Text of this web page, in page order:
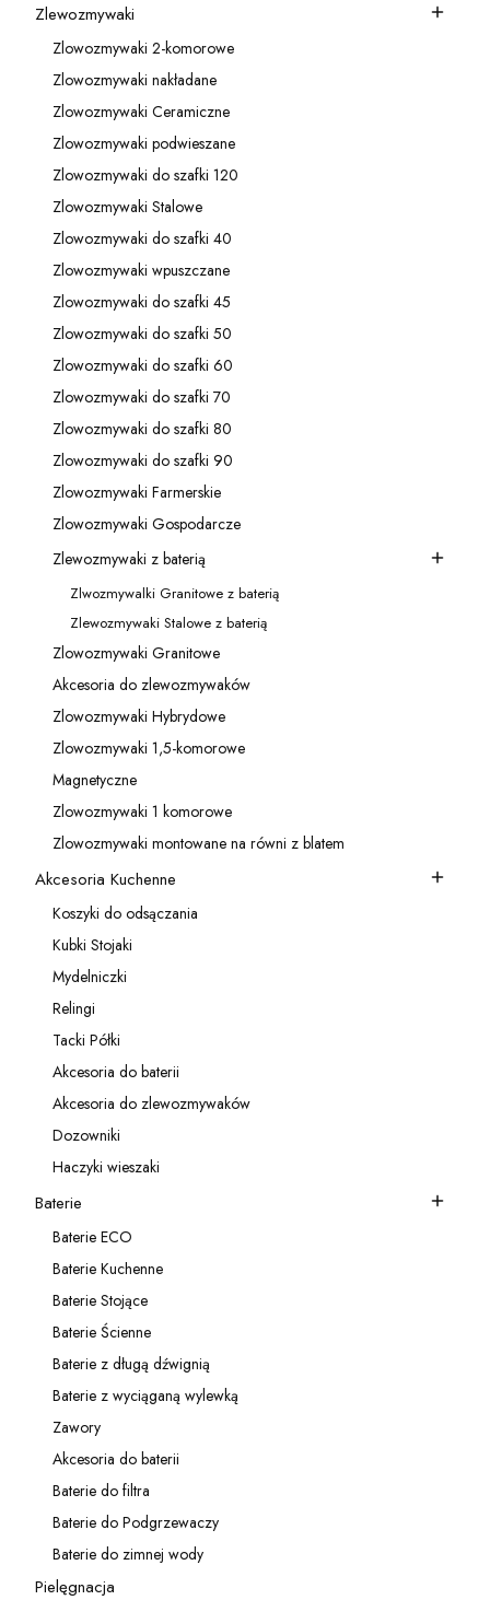
Kategoria - Zlewozmywaki
Zlewozmywaki
Kategoria - Zlowozmywaki 2-komorowe
Zlowozmywaki 2-komorowe
Kategoria - Zlowozmywaki nakładane
Zlowozmywaki nakładane
Kategoria - Zlowozmywaki Ceramiczne
Zlowozmywaki Ceramiczne
Kategoria - Zlowozmywaki podwieszane
Zlowozmywaki podwieszane
Kategoria - Zlowozmywaki do szafki 120
Zlowozmywaki do szafki 120
Kategoria - Zlowozmywaki Stalowe
Zlowozmywaki Stalowe
Kategoria - Zlowozmywaki do szafki 40
Zlowozmywaki do szafki 40
Kategoria - Zlowozmywaki wpuszczane
Zlowozmywaki wpuszczane
Kategoria - Zlowozmywaki do szafki 45
Zlowozmywaki do szafki 45
Kategoria - Zlowozmywaki do szafki 50
Zlowozmywaki do szafki 50
Kategoria - Zlowozmywaki do szafki 60
Zlowozmywaki do szafki 60
Kategoria - Zlowozmywaki do szafki 70
Zlowozmywaki do szafki 70
Kategoria - Zlowozmywaki do szafki 80
Zlowozmywaki do szafki 80
Kategoria - Zlowozmywaki do szafki 90
Zlowozmywaki do szafki 90
Kategoria - Zlowozmywaki Farmerskie
Zlowozmywaki Farmerskie
Kategoria - Zlowozmywaki Gospodarcze
Zlowozmywaki Gospodarcze
Kategoria - Zlewozmywaki z baterią
Zlewozmywaki z baterią
Kategoria - Zlwozmywalki Granitowe z baterią
Zlwozmywalki Granitowe z baterią
Kategoria - Zlewozmywaki Stalowe z baterią
Zlewozmywaki Stalowe z baterią
Kategoria - Zlowozmywaki Granitowe
Zlowozmywaki Granitowe
Kategoria - Akcesoria do zlewozmywaków
Akcesoria do zlewozmywaków
Kategoria - Zlowozmywaki Hybrydowe
Zlowozmywaki Hybrydowe
Kategoria - Zlowozmywaki 1,5-komorowe
Zlowozmywaki 1,5-komorowe
Kategoria - Magnetyczne
Magnetyczne
Kategoria - Zlowozmywaki 1 komorowe
Zlowozmywaki 1 komorowe
Kategoria - Zlowozmywaki montowane na równi z blatem
Zlowozmywaki montowane na równi z blatem
Kategoria - Akcesoria Kuchenne
Akcesoria Kuchenne
Kategoria - Koszyki do odsączania
Koszyki do odsączania
Kategoria - Kubki Stojaki
Kubki Stojaki
Kategoria - Mydelniczki
Mydelniczki
Kategoria - Relingi
Relingi
Kategoria - Tacki Półki
Tacki Półki
Kategoria - Akcesoria do baterii
Akcesoria do baterii
Kategoria - Akcesoria do zlewozmywaków
Akcesoria do zlewozmywaków
Kategoria - Dozowniki
Dozowniki
Kategoria - Haczyki wieszaki
Haczyki wieszaki
Kategoria - Baterie
Baterie
Kategoria - Baterie ECO
Baterie ECO
Kategoria - Baterie Kuchenne
Baterie Kuchenne
Kategoria - Baterie Stojące
Baterie Stojące
Kategoria - Baterie Ścienne
Baterie Ścienne
Kategoria - Baterie z długą dźwignią
Baterie z długą dźwignią
Kategoria - Baterie z wyciąganą wylewką
Baterie z wyciąganą wylewką
Kategoria - Zawory
Zawory
Kategoria - Akcesoria do baterii
Akcesoria do baterii
Kategoria - Baterie do filtra
Baterie do filtra
Kategoria - Baterie do Podgrzewaczy
Baterie do Podgrzewaczy
Kategoria - Baterie do zimnej wody
Baterie do zimnej wody
Pielęgnacja